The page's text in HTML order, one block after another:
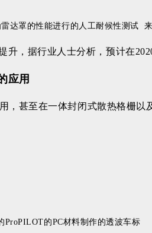
达罩的性能进行的人工耐候性测试
，据行业人士分析，预计在
应用
，甚至在一体封闭式散热格栅
ProPILOT的PC材料制作的透波车标